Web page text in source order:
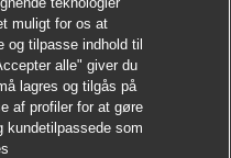
muligt for os at
og tilpasse indhold til
alle" giver du
lagres og tilgås på
af profiler for at gøre
kundetilpassede som